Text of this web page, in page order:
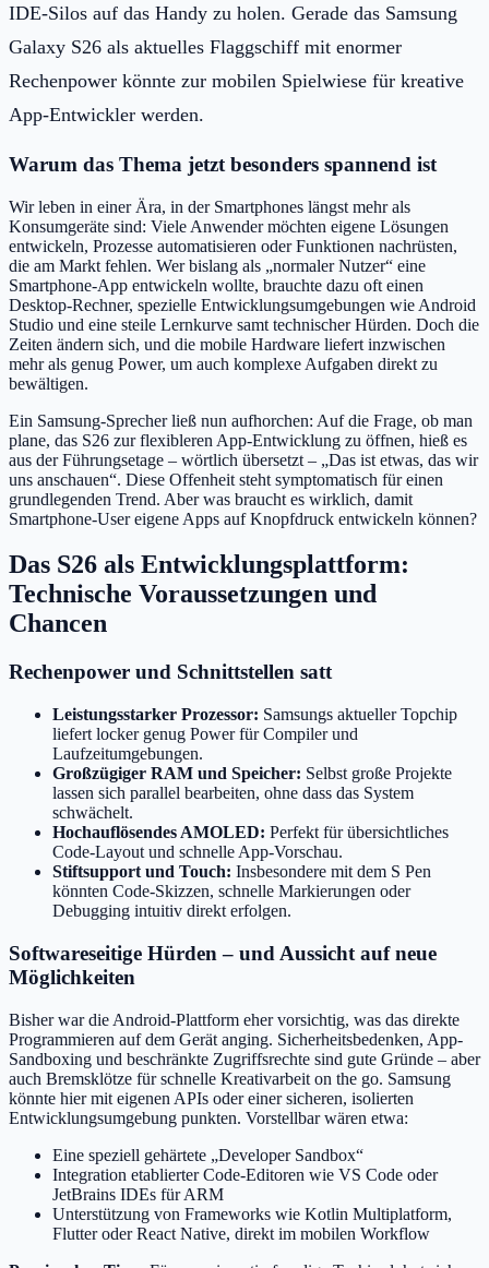
IDE-Silos auf das Handy zu holen. Gerade das Samsung
Galaxy S26 als aktuelles Flaggschiff mit enormer
Rechenpower könnte zur mobilen Spielwiese für kreative
App-Entwickler werden.
Warum das Thema jetzt besonders spannend ist
Wir leben in einer Ära, in der Smartphones längst mehr als
Konsumgeräte sind: Viele Anwender möchten eigene Lösungen
entwickeln, Prozesse automatisieren oder Funktionen nachrüsten,
die am Markt fehlen. Wer bislang als „normaler Nutzer“ eine
Smartphone-App entwickeln wollte, brauchte dazu oft einen
Desktop-Rechner, spezielle Entwicklungsumgebungen wie Android
Studio und eine steile Lernkurve samt technischer Hürden. Doch die
Zeiten ändern sich, und die mobile Hardware liefert inzwischen
mehr als genug Power, um auch komplexe Aufgaben direkt zu
bewältigen.
Ein Samsung-Sprecher ließ nun aufhorchen: Auf die Frage, ob man
plane, das S26 zur flexibleren App-Entwicklung zu öffnen, hieß es
aus der Führungsetage – wörtlich übersetzt – „Das ist etwas, das wir
uns anschauen“. Diese Offenheit steht symptomatisch für einen
grundlegenden Trend. Aber was braucht es wirklich, damit
Smartphone-User eigene Apps auf Knopfdruck entwickeln können?
Das S26 als Entwicklungsplattform:
Technische Voraussetzungen und
Chancen
Rechenpower und Schnittstellen satt
Leistungsstarker Prozessor: Samsungs aktueller Topchip
liefert locker genug Power für Compiler und
Laufzeitumgebungen.
Großzügiger RAM und Speicher: Selbst große Projekte
lassen sich parallel bearbeiten, ohne dass das System
schwächelt.
Hochauflösendes AMOLED: Perfekt für übersichtliches
Code-Layout und schnelle App-Vorschau.
Stiftsupport und Touch: Insbesondere mit dem S Pen
könnten Code-Skizzen, schnelle Markierungen oder
Debugging intuitiv direkt erfolgen.
Softwareseitige Hürden – und Aussicht auf neue
Möglichkeiten
Bisher war die Android-Plattform eher vorsichtig, was das direkte
Programmieren auf dem Gerät anging. Sicherheitsbedenken, App-
Sandboxing und beschränkte Zugriffsrechte sind gute Gründe – aber
auch Bremsklötze für schnelle Kreativarbeit on the go. Samsung
könnte hier mit eigenen APIs oder einer sicheren, isolierten
Entwicklungsumgebung punkten. Vorstellbar wären etwa:
Eine speziell gehärtete „Developer Sandbox“
Integration etablierter Code-Editoren wie VS Code oder
JetBrains IDEs für ARM
Unterstützung von Frameworks wie Kotlin Multiplatform,
Flutter oder React Native, direkt im mobilen Workflow